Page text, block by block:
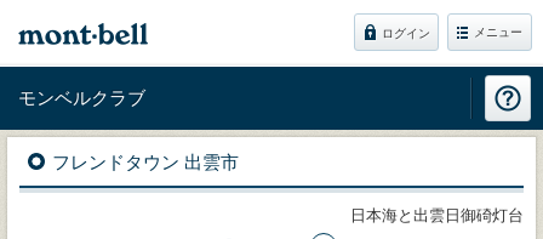
ログイン メニュー
モンベルクラブ
フレンドタウン 出雲市
日本海と出雲日御碕灯台